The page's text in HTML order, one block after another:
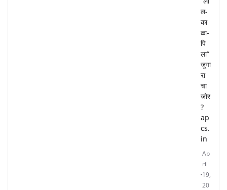
ल-
का
ळा-
पि
ला”
जुगा
रा
चा
जोर
?
ap
cs.
in
Ap
ril
19,
20